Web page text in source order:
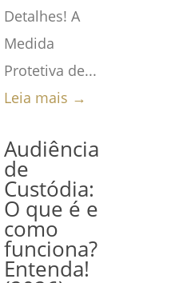
Detalhes! A
Medida
Protetiva de...
Leia mais →
Audiência
de
Custódia:
O que é e
como
funciona?
Entenda!